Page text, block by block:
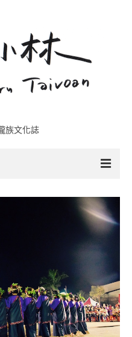
族文化誌